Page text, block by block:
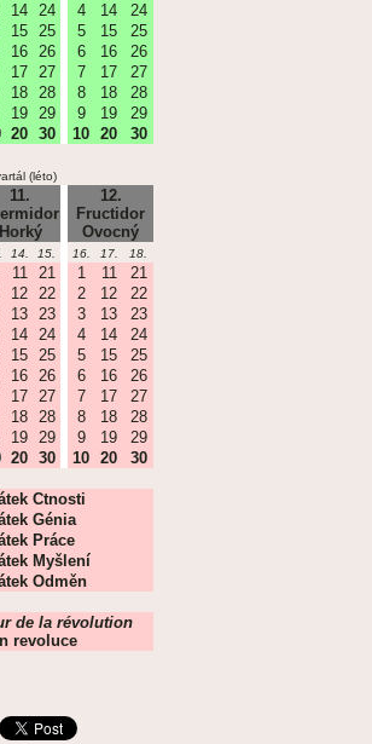
14 24 4 14
24
15 25 5 15
25
16 26 6 16
26
17 27 7 17
27
18 28 8 18
28
19 29 9 19
29
20 30 10 20 30
(léto)
11.
Horký
12.
Fructidor
Ovocný
14. 15. 16. 17. 18.
11 21 1 11
21
12 22 2 12
22
13 23 3 13
23
14 24 4 14
24
15 25 5 15
25
16 26 6 16
26
17 27 7 17
27
18 28 8 18
28
19 29 9 19
29
20 30 10 20 30
Ctnosti
Génia
Práce
Myšlení
Odměn
de la révolution
revoluce